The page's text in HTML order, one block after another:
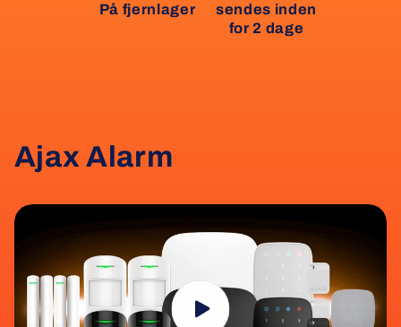
På fjernlager
sendes inden
for 2 dage
Ajax Alarm